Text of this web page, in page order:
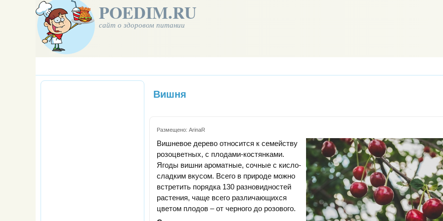
POEDIM.RU
сайт о здоровом питании
Вишня
Размещено: ArinaR
Вишневое дерево относится к семейству
розоцветных, с плодами-костянками.
Ягоды вишни ароматные, сочные с кисло-
сладким вкусом. Всего в природе можно
встретить порядка 130 разновидностей
растения, чаще всего различающихся
цветом плодов – от черного до розового.